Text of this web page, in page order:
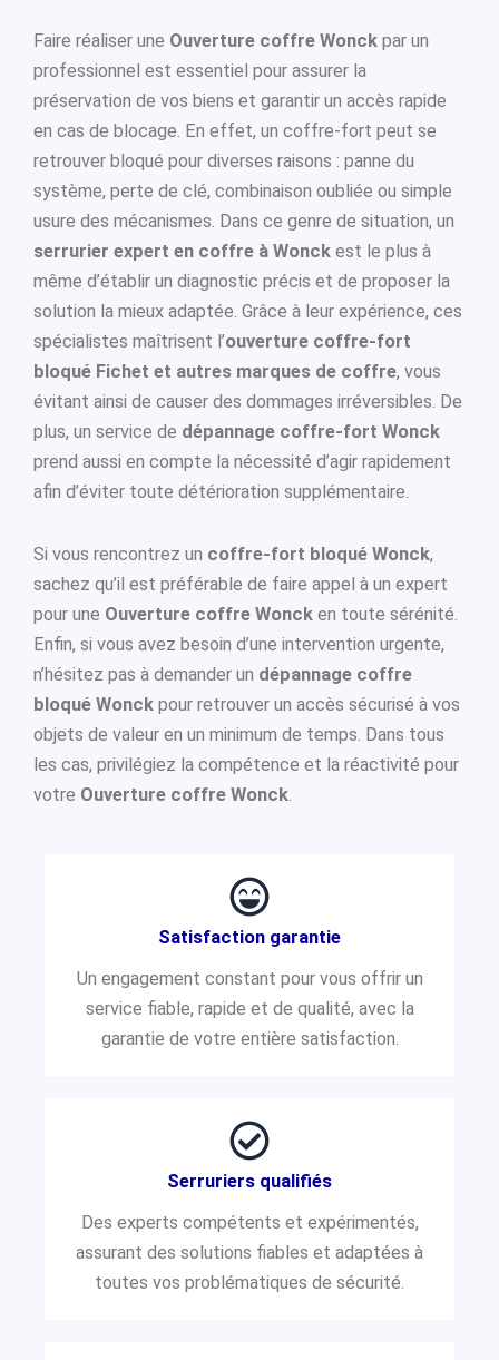
Faire réaliser une Ouverture coffre Wonck par un
professionnel est essentiel pour assurer la
préservation de vos biens et garantir un accès rapide
en cas de blocage. En effet, un coffre-fort peut se
retrouver bloqué pour diverses raisons : panne du
système, perte de clé, combinaison oubliée ou simple
usure des mécanismes. Dans ce genre de situation, un
serrurier expert en coffre à Wonck est le plus à
même d’établir un diagnostic précis et de proposer la
solution la mieux adaptée. Grâce à leur expérience, ces
spécialistes maîtrisent l’ouverture coffre-fort
bloqué Fichet et autres marques de coffre, vous
évitant ainsi de causer des dommages irréversibles. De
plus, un service de dépannage coffre-fort Wonck
prend aussi en compte la nécessité d’agir rapidement
afin d’éviter toute détérioration supplémentaire.
Si vous rencontrez un coffre-fort bloqué Wonck,
sachez qu’il est préférable de faire appel à un expert
pour une Ouverture coffre Wonck en toute sérénité.
Enfin, si vous avez besoin d’une intervention urgente,
n’hésitez pas à demander un dépannage coffre
bloqué Wonck pour retrouver un accès sécurisé à vos
objets de valeur en un minimum de temps. Dans tous
les cas, privilégiez la compétence et la réactivité pour
votre Ouverture coffre Wonck.
Satisfaction garantie
Un engagement constant pour vous offrir un
service fiable, rapide et de qualité, avec la
garantie de votre entière satisfaction.
Serruriers qualifiés
Des experts compétents et expérimentés,
assurant des solutions fiables et adaptées à
toutes vos problématiques de sécurité.